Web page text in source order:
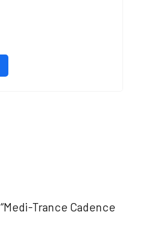
Trance Cadence